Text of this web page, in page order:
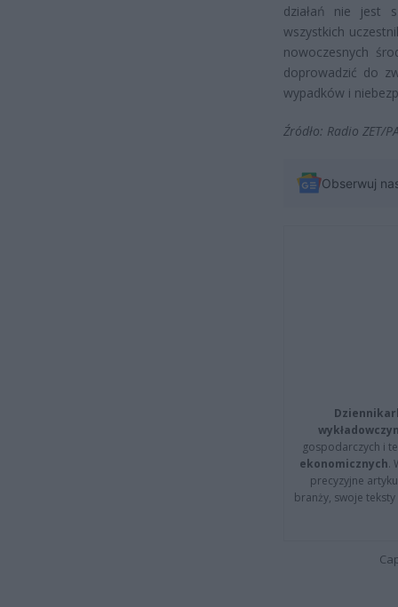
działań nie jest
wszystkich
nowoczesnych
doprowadzić do
wypadków i
Źródło: Radio ZET/
Obserwuj
gospodarczych i
ekonomicznych.
precyzyjne
branży, swoje